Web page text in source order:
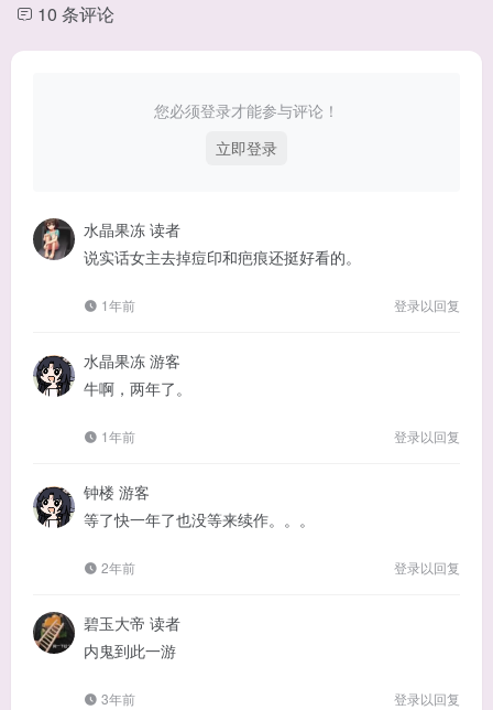
10 条评论
您必须登录才能参与评论！
立即登录
水晶果冻 读者
说实话女主去掉痘印和疤痕还挺好看的。
1年前 登录以回复
水晶果冻 游客
牛啊，两年了。
1年前 登录以回复
钟楼 游客
等了快一年了也没等来续作。。。
2年前 登录以回复
碧玉大帝 读者
内鬼到此一游
3年前 登录以回复